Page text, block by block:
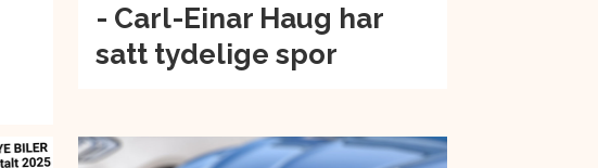
- Carl-Einar Haug har
satt tydelige spor